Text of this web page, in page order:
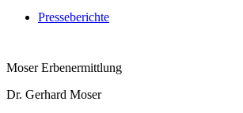
Presseberichte
Moser Erbenermittlung
Dr. Gerhard Moser